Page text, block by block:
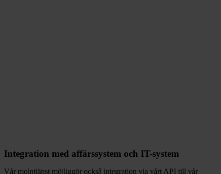
Integration med affärssystem och IT-system
Vår molntjänst möjliggör också integration via vårt API till vår